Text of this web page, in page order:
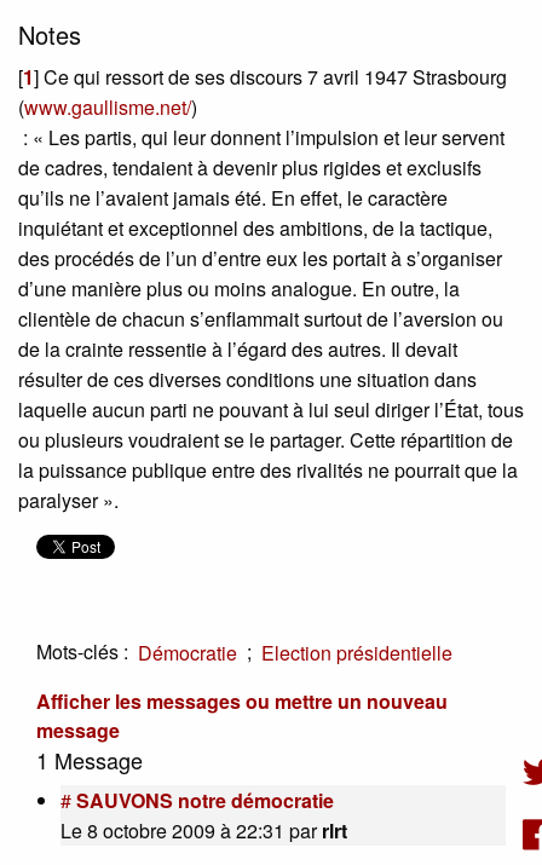
Notes
[1]Ce qui ressort de ses discours 7 avril 1947 Strasbourg
(www.gaullisme.net/)
: « Les partis, qui leur donnent l’impulsion et leur servent
de cadres, tendaient à devenir plus rigides et exclusifs
qu’ils ne l’avaient jamais été. En effet, le caractère
inquiétant et exceptionnel des ambitions, de la tactique,
des procédés de l’un d’entre eux les portait à s’organiser
d’une manière plus ou moins analogue. En outre, la
clientèle de chacun s’enflammait surtout de l’aversion ou
de la crainte ressentie à l’égard des autres. Il devait
résulter de ces diverses conditions une situation dans
laquelle aucun parti ne pouvant à lui seul diriger l’État, tous
ou plusieurs voudraient se le partager. Cette répartition de
la puissance publique entre des rivalités ne pourrait que la
paralyser ».
Mots-clés : Démocratie ; Election présidentielle
Afficher les messages ou mettre un nouveau
message
1 Message
#SAUVONS notre démocratie
Le 8 octobre 2009 à 22:31 parrlrt